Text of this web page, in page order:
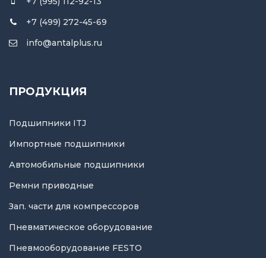
+7 (499) 272-45-69
info@antalplus.ru
ПРОДУКЦИЯ
Подшипники ITJ
Импортные подшипники
Автомобильные подшипники
Ремни приводные
Зап. части для компрессоров
Пневматическое оборудование
Пневмооборудование FESTO